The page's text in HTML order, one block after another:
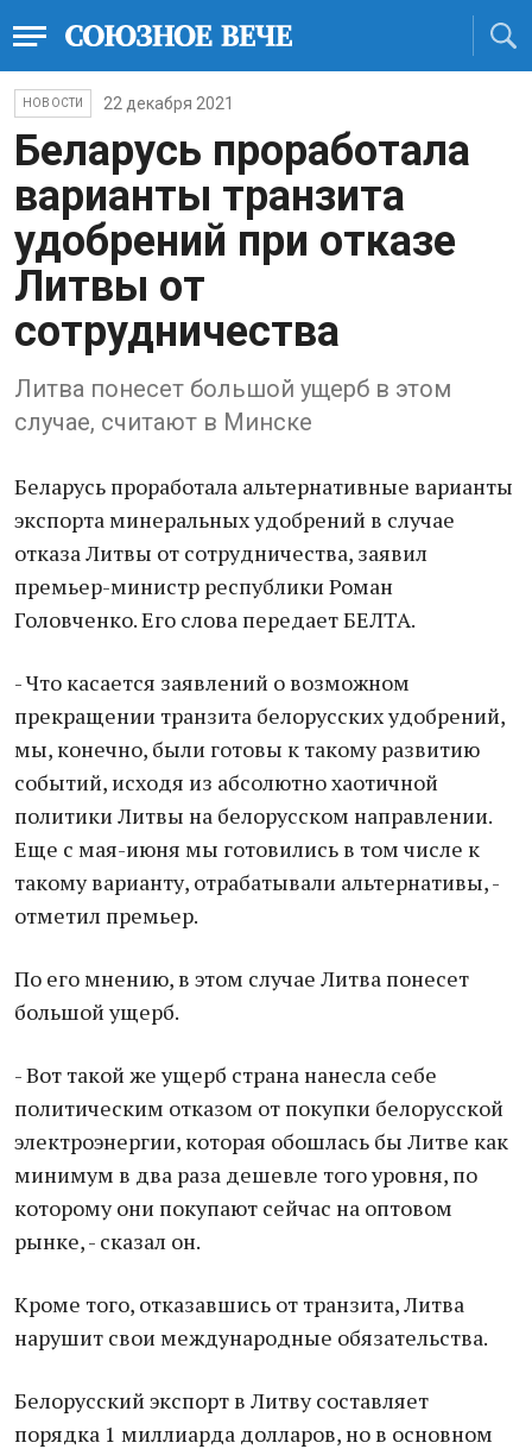
НОВОСТИ 22 декабря 2021
Беларусь проработала
варианты транзита
удобрений при отказе
Литвы от
сотрудничества
Литва понесет большой ущерб в этом
случае, считают в Минске
Беларусь проработала альтернативные варианты
экспорта минеральных удобрений в случае
отказа Литвы от сотрудничества, заявил
премьер-министр республики Роман
Головченко. Его слова передает БЕЛТА.
- Что касается заявлений о возможном
прекращении транзита белорусских удобрений,
мы, конечно, были готовы к такому развитию
событий, исходя из абсолютно хаотичной
политики Литвы на белорусском направлении.
Еще с мая-июня мы готовились в том числе к
такому варианту, отрабатывали альтернативы, -
отметил премьер.
По его мнению, в этом случае Литва понесет
большой ущерб.
- Вот такой же ущерб страна нанесла себе
политическим отказом от покупки белорусской
электроэнергии, которая обошлась бы Литве как
минимум в два раза дешевле того уровня, по
которому они покупают сейчас на оптовом
рынке, - сказал он.
Кроме того, отказавшись от транзита, Литва
нарушит свои международные обязательства.
Белорусский экспорт в Литву составляет
порядка 1 миллиарда долларов, но в основном